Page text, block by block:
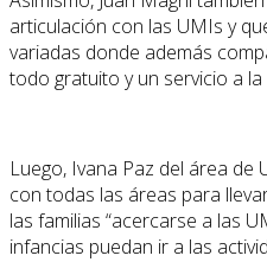
articulación con las UMIs y
variadas donde además
todo gratuito y un servicio a la
Luego, Ivana Paz del área
con todas las áreas para
las familias “acercarse a las
infancias puedan ir a las